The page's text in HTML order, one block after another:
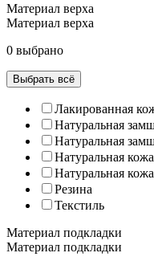
Материал верха
Материал верха
0 выбрано
Выбрать всё
Лакированная
Натуральная
Натуральная
Натуральная кожа
Натуральная
Резина
Текстиль
Материал подкладки
Материал подкладки